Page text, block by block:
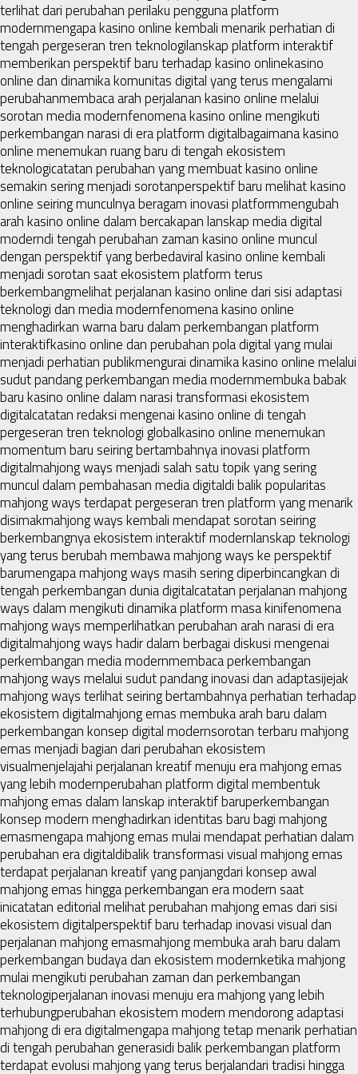
terlihat dari perubahan perilaku pengguna platform
modernmengapa kasino online kembali menarik perhatian di
tengah pergeseran tren teknologilanskap platform interaktif
memberikan perspektif baru terhadap kasino onlinekasino
online dan dinamika komunitas digital yang terus mengalami
perubahanmembaca arah perjalanan kasino online melalui
sorotan media modernfenomena kasino online mengikuti
perkembangan narasi di era platform digitalbagaimana kasino
online menemukan ruang baru di tengah ekosistem
teknologicatatan perubahan yang membuat kasino online
semakin sering menjadi sorotanperspektif baru melihat kasino
online seiring munculnya beragam inovasi platformmengubah
arah kasino online dalam bercakapan lanskap media digital
moderndi tengah perubahan zaman kasino online muncul
dengan perspektif yang berbedaviral kasino online kembali
menjadi sorotan saat ekosistem platform terus
berkembangmelihat perjalanan kasino online dari sisi adaptasi
teknologi dan media modernfenomena kasino online
menghadirkan warna baru dalam perkembangan platform
interaktifkasino online dan perubahan pola digital yang mulai
menjadi perhatian publikmengurai dinamika kasino online melalui
sudut pandang perkembangan media modernmembuka babak
baru kasino online dalam narasi transformasi ekosistem
digitalcatatan redaksi mengenai kasino online di tengah
pergeseran tren teknologi globalkasino online menemukan
momentum baru seiring bertambahnya inovasi platform
digitalmahjong ways menjadi salah satu topik yang sering
muncul dalam pembahasan media digitaldi balik popularitas
mahjong ways terdapat pergeseran tren platform yang menarik
disimakmahjong ways kembali mendapat sorotan seiring
berkembangnya ekosistem interaktif modernlanskap teknologi
yang terus berubah membawa mahjong ways ke perspektif
barumengapa mahjong ways masih sering diperbincangkan di
tengah perkembangan dunia digitalcatatan perjalanan mahjong
ways dalam mengikuti dinamika platform masa kinifenomena
mahjong ways memperlihatkan perubahan arah narasi di era
digitalmahjong ways hadir dalam berbagai diskusi mengenai
perkembangan media modernmembaca perkembangan
mahjong ways melalui sudut pandang inovasi dan adaptasijejak
mahjong ways terlihat seiring bertambahnya perhatian terhadap
ekosistem digitalmahjong emas membuka arah baru dalam
perkembangan konsep digital modernsorotan terbaru mahjong
emas menjadi bagian dari perubahan ekosistem
visualmenjelajahi perjalanan kreatif menuju era mahjong emas
yang lebih modernperubahan platform digital membentuk
mahjong emas dalam lanskap interaktif baruperkembangan
konsep modern menghadirkan identitas baru bagi mahjong
emasmengapa mahjong emas mulai mendapat perhatian dalam
perubahan era digitaldibalik transformasi visual mahjong emas
terdapat perjalanan kreatif yang panjangdari konsep awal
mahjong emas hingga perkembangan era modern saat
inicatatan editorial melihat perubahan mahjong emas dari sisi
ekosistem digitalperspektif baru terhadap inovasi visual dan
perjalanan mahjong emasmahjong membuka arah baru dalam
perkembangan budaya dan ekosistem modernketika mahjong
mulai mengikuti perubahan zaman dan perkembangan
teknologiperjalanan inovasi menuju era mahjong yang lebih
terhubungperubahan ekosistem modern mendorong adaptasi
mahjong di era digitalmengapa mahjong tetap menarik perhatian
di tengah perubahan generasidi balik perkembangan platform
terdapat evolusi mahjong yang terus berjalandari tradisi hingga